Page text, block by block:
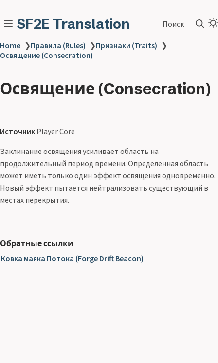
SF2E Translation Поиск
Home ❯Правила (Rules) ❯Признаки (Traits) ❯
Освящение (Consecration)
Освящение (Consecration)
Источник Player Core
Заклинание освящения усиливает область на
продолжительный период времени. Определённая область
может иметь только один эффект освящения одновременно.
Новый эффект пытается нейтрализовать существующий в
местах перекрытия.
Обратные ссылки
Ковка маяка Потока (Forge Drift Beacon)